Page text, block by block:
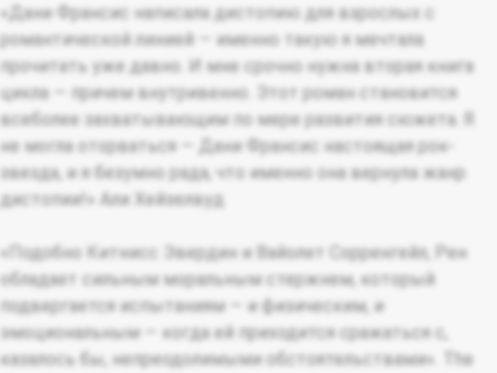
«Дани Франсис написала дистопию для взрослых с
романтической линией — именно такую я мечтала
прочитать уже давно. И мне срочно нужна вторая книга
цикла — причем внутривенно. Этот роман становится
всеболее захватывающим по мере развития сюжета. Я
не могла оторваться — Дани Франсис настоящая рок-
звезда, и я безумно рада, что именно она вернула жанр
дистопии!» Али Хейзелвуд
«Подобно Китнисс Эвердин и Вайолет Сорренгейл, Рен
обладает сильным моральным стержнем, который
подвергается испытаниям — и физическим, и
эмоциональным — когда ей приходится сражаться с,
казалось бы, непреодолимыми обстоятельствами». The